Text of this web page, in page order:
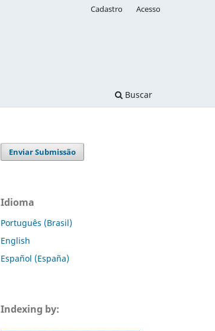
Buscar
Cadastro Acesso
Enviar Submissão
Idioma
Português (Brasil)
English
Español (España)
Indexing by: